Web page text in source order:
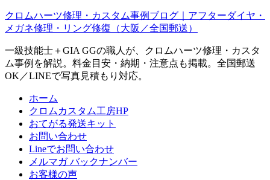
クロムハーツ修理・カスタム事例ブログ｜アフターダイヤ・
メガネ修理・リング修復（大阪／全国郵送）
一級技能士＋GIA GGの職人が、クロムハーツ修理・カスタ
ム事例を解説。料金目安・納期・注意点も掲載。全国郵送
OK／LINEで写真見積もり対応。
ホーム
クロムカスタム工房HP
おてがる発送キット
お問い合わせ
Lineでお問い合わせ
メルマガ バックナンバー
お客様の声